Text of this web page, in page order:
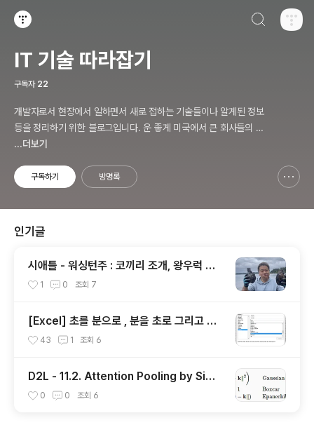
IT 기술 따라잡기
구독자 22
개발자로서 현장에서 일하면서 새로 접하는 기술들이나 알게된 정보
등을 정리하기 위한 블로그입니다. 운 좋게 미국에서 큰 회사들의 프
로젝트에서 컬설턴트로 일하고 있어서 새로운 기술들을 접할 기회가
분들과 정보를 공유하고 싶습니다.
...더보기
구독하기 방명록
인기글
시애틀 - 워싱턴주 : 코끼리 조개, 왕우럭 조
개, 굴, 홍합이 널려 있는 집 근처 해변.
1 0 조회 7
[Excel] 초를 분으로 , 분을 초로 그리고 분
을 시간으로 변환하기
43 1 조회 6
D2L - 11.2. Attention Pooling by Simil
arity
0 0 조회 6